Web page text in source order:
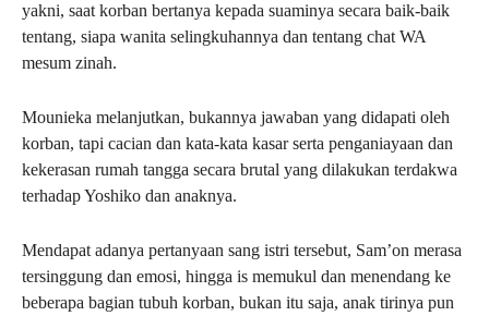
yakni, saat korban bertanya kepada suaminya secara baik-baik
tentang, siapa wanita selingkuhannya dan tentang chat WA
mesum zinah.
Mounieka melanjutkan, bukannya jawaban yang didapati oleh
korban, tapi cacian dan kata-kata kasar serta penganiayaan dan
kekerasan rumah tangga secara brutal yang dilakukan terdakwa
terhadap Yoshiko dan anaknya.
Mendapat adanya pertanyaan sang istri tersebut, Sam’on merasa
tersinggung dan emosi, hingga is memukul dan menendang ke
beberapa bagian tubuh korban, bukan itu saja, anak tirinya pun